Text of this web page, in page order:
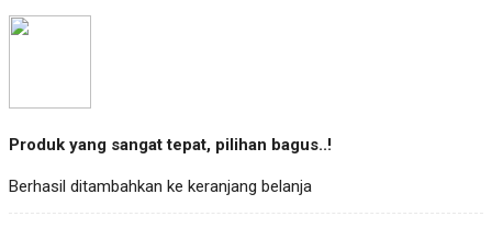
Produk yang sangat tepat, pilihan bagus..!
Berhasil ditambahkan ke keranjang belanja